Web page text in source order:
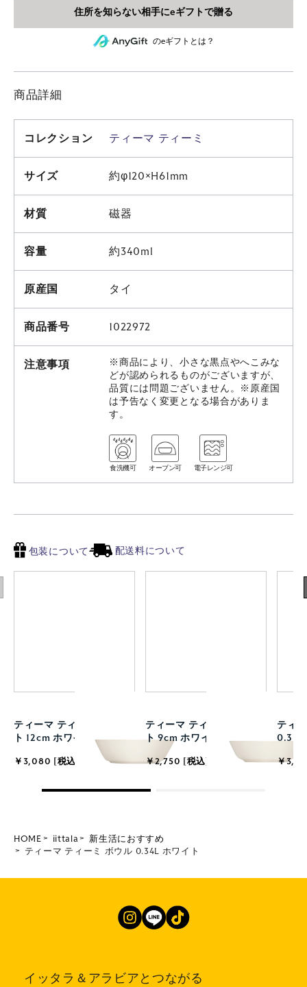
のeギフトとは？
商品詳細
コレクション ティーマ ティーミ
サイズ 約φ120×H61mm
材質 磁器
容量 約340ml
原産国 タイ
商品番号 1022972
注意事項
※商品により、小さな黒点やへこみな
どが認められるものがございますが、
品質には問題ございません。※原産国
は予告なく変更となる場合がありま
す。
食洗機可 オーブン可 電子レンジ可
包装について 配送料について
ティーマ ティーミ プレー
ト 12cm ホワイト
￥3,080 [税込]
ティーマ ティーミ プレー
ト 9cm ホワイト
￥2,750 [税込]
ティ
0.33L
￥
HOME iittala
新生活におすすめ
ティーマ ティーミ ボウル 0.34L ホワイト
イッタラ＆アラビアとつながる